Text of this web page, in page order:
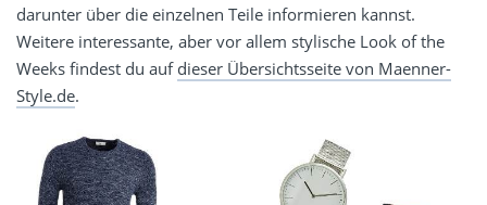
darunter über die einzelnen Teile informieren kannst.
Weitere interessante, aber vor allem stylische Look of the
Weeks findest du auf dieser Übersichtsseite von Maenner-
Style.de.